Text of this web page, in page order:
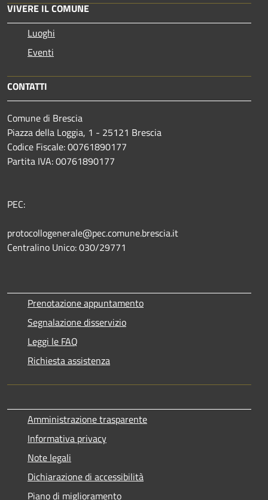
VIVERE IL COMUNE
Luoghi
Eventi
CONTATTI
Comune di Brescia
Piazza della Loggia, 1 - 25121 Brescia
Codice Fiscale: 00761890177
Partita IVA: 00761890177
PEC:
protocollogenerale@pec.comune.brescia.it
Centralino Unico: 030/29771
Prenotazione appuntamento
Segnalazione disservizio
Leggi le FAQ
Richiesta assistenza
Amministrazione trasparente
Informativa privacy
Note legali
Dichiarazione di accessibilità
Piano di miglioramento